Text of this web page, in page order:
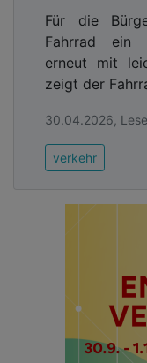
Für die
Fahrrad ein
erneut mit
zeigt der
30.04.2026,
verkehr